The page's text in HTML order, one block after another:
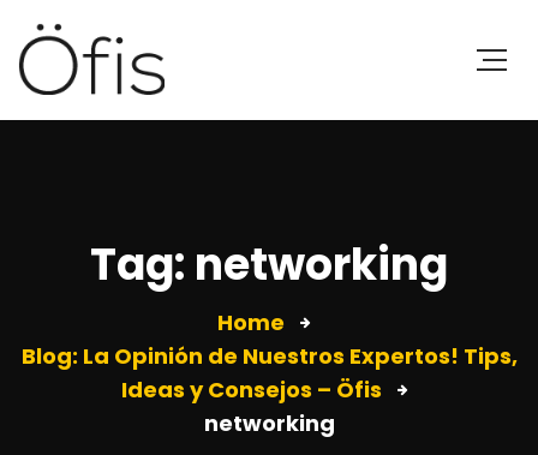
Tag: networking
Home
Blog: La Opinión de Nuestros Expertos! Tips,
Ideas y Consejos – Öfis
networking